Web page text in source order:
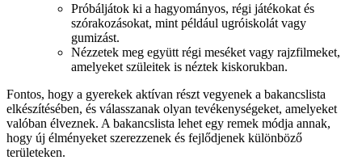
Próbáljátok ki a hagyományos, régi játékokat és
szórakozásokat, mint például ugróiskolát vagy
gumizást.
Nézzetek meg együtt régi meséket vagy rajzfilmeket,
amelyeket szüleitek is néztek kiskorukban.
Fontos, hogy a gyerekek aktívan részt vegyenek a bakancslista
elkészítésében, és válasszanak olyan tevékenységeket, amelyeket
valóban élveznek. A bakancslista lehet egy remek módja annak,
hogy új élményeket szerezzenek és fejlődjenek különböző
területeken.